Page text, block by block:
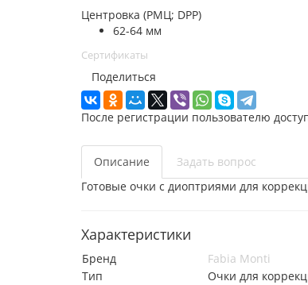
Центровка (РМЦ; DPP)
62-64 мм
Сертификаты
Поделиться
После регистрации пользователю
Описание
Задать вопрос
Готовые очки с диоптриями для
Характеристики
Бренд
Fabia Monti
Тип
Очки для